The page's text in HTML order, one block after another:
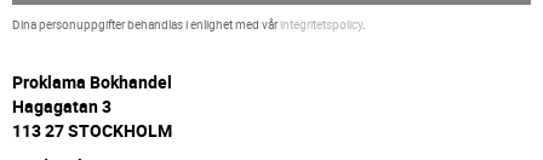
Dina personuppgifter behandlas i enlighet med vårintegritetspolicy.
Proklama Bokhandel
Hagagatan 3
113 27 STOCKHOLM